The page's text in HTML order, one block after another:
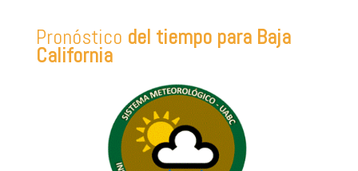
Pronóstico del tiempo para Baja
California